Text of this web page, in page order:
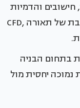
והדמיות
ממוחשבות של אופטימיזציה ממוחשבת של תאורה ,CFD
בתחום הבניה
יחסית מול